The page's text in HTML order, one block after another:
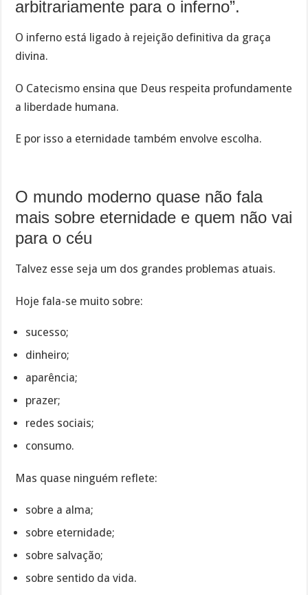
arbitrariamente para o inferno”.
O inferno está ligado à rejeição definitiva da graça
divina.
O Catecismo ensina que Deus respeita profundamente
a liberdade humana.
E por isso a eternidade também envolve escolha.
O mundo moderno quase não fala
mais sobre eternidade e quem não vai
para o céu
Talvez esse seja um dos grandes problemas atuais.
Hoje fala-se muito sobre:
sucesso;
dinheiro;
aparência;
prazer;
redes sociais;
consumo.
Mas quase ninguém reflete:
sobre a alma;
sobre eternidade;
sobre salvação;
sobre sentido da vida.